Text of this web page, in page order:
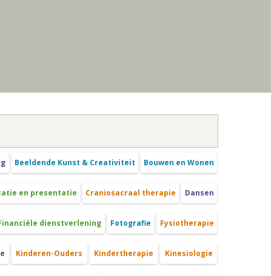
Beeldende Kunst & Creativiteit Bouwen en Wonen
en presentatie Craniosacraal therapie Dansen
dienstverlening Fotografie Fysiotherapie
Kinderen-Ouders Kindertherapie Kinesiologie